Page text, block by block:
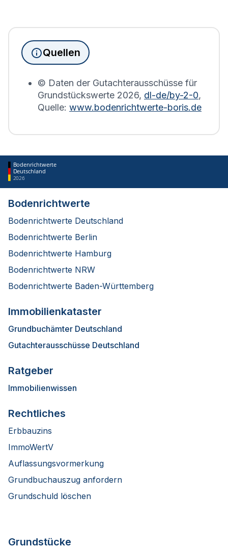
Immobilien, die sich in Bürstadt befinden, wird die
Grundsteuererklärung auf Basis des
Bodenrichtwerts des entsprechenden Jahres
Quellen
© Daten der Gutachterausschüsse für
Grundstückswerte 2026, dl-de/by-2-0,
Quelle: www.bodenrichtwerte-boris.de
Bodenrichtwerte
Deutschland
2026
Bodenrichtwerte
Bodenrichtwerte Deutschland
Bodenrichtwerte Berlin
Bodenrichtwerte Hamburg
Bodenrichtwerte NRW
Bodenrichtwerte Baden-Württemberg
Immobilienkataster
Grundbuchämter Deutschland
Gutachterausschüsse Deutschland
Ratgeber
Immobilienwissen
Rechtliches
Erbbauzins
ImmoWertV
Auflassungsvormerkung
Grundbuchauszug anfordern
Grundschuld löschen
Grundstücke